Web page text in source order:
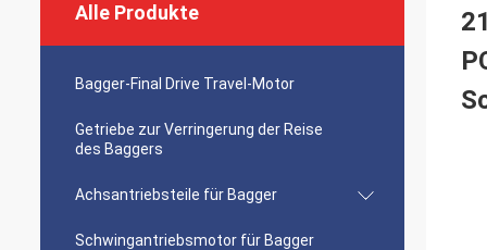
Alle Produkte
Bagger-Final Drive Travel-Motor
Getriebe zur Verringerung der Reise
des Baggers
Achsantriebsteile für Bagger
Schwingantriebsmotor für Bagger